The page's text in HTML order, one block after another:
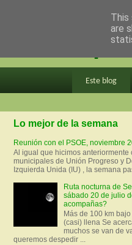
en bici
Este blog
Lo mejor de la semana
Reunión con el PSOE, noviembre
Al igual que hicimos anteriormente
municipales de Unión Progreso y
Izquierda Unida (IU) , la semana
Ruta nocturna de
sábado 20 de julio
acompañas?
Más de 100 km
(casi) llena Se
muchos se van de
queremos despedir ...
This
are